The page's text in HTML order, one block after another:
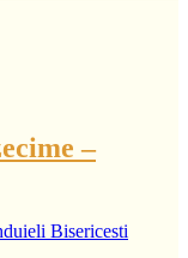
–
Bisericesti